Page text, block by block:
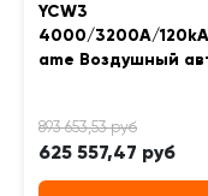
YCW3
4000/3200A/
ame Воздушный
625 557,47 руб